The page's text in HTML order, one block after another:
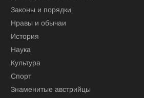
Законы и порядки
Нравы и обычаи
История
Наука
Культура
Спорт
Знаменитые австрийцы